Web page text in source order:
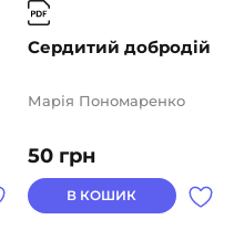
Сердитий добродій
50 грн
Марія Пономаренко
В КОШИК